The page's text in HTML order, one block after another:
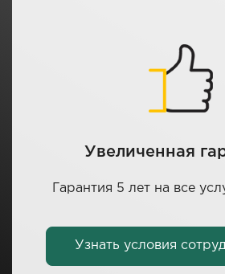
Увеличенная
Гарантия 5 лет на все
Узнать условия